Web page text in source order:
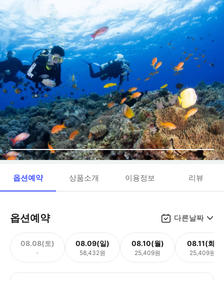
옵션예약 상품소개 이용정보 리뷰
옵션예약 다른날짜
08.08(토)
-
08.09(일)
58,432원
08.10(월)
25,409원
08.11(화)
25,409원